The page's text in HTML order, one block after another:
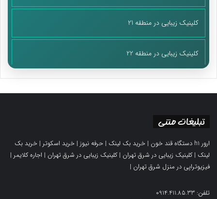
کلینیک زیبایی در منطقه 21
کلینیک زیبایی در منطقه 22
تبلیغات متنی
ارور h1 دستگاه قند خون | خرید بک لینک | حرفه نیوز | خرید اسکوتر | خرید بک
لینک |کلینیک زیبایی در شرق تهران |کلینیک زیبایی در شرق تهران | اجاره کلایمر |
فیزیوتراپی در منزل شرق تهران |
تلفن: 0914.411.85.33